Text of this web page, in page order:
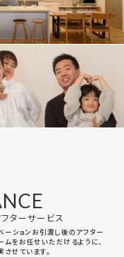
ターサービス
ーションお引渡し後のアフター
をお任せいただけるように、
せています。